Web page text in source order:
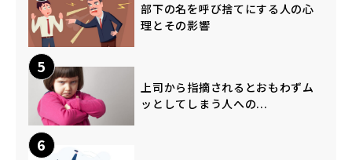
部下の名を呼び捨てにする人の心
理とその影響
5
上司から指摘されるとおもわずム
ッとしてしまう人への...
6